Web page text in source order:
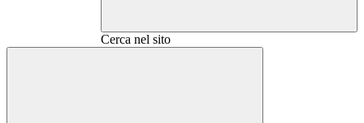
Cerca nel sito